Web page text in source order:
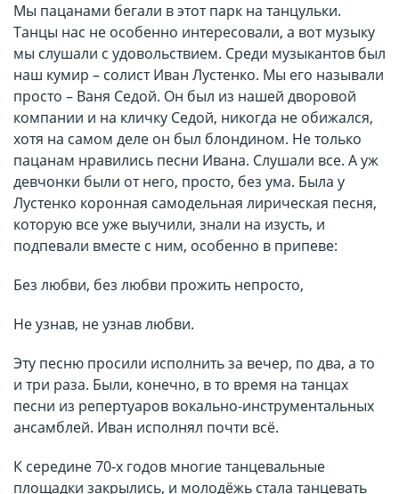
Мы пацанами бегали в этот парк на танцульки.
Танцы нас не особенно интересовали, а вот музыку
мы слушали с удовольствием. Среди музыкантов был
наш кумир – солист Иван Лустенко. Мы его называли
просто – Ваня Седой. Он был из нашей дворовой
компании и на кличку Седой, никогда не обижался,
хотя на самом деле он был блондином. Не только
пацанам нравились песни Ивана. Слушали все. А уж
девчонки были от него, просто, без ума. Была у
Лустенко коронная самодельная лирическая песня,
которую все уже выучили, знали на изусть, и
подпевали вместе с ним, особенно в припеве:
Без любви, без любви прожить непросто,
Не узнав, не узнав любви.
Эту песню просили исполнить за вечер, по два, а то
и три раза. Были, конечно, в то время на танцах
песни из репертуаров вокально-инструментальных
ансамблей. Иван исполнял почти всё.
К середине 70-х годов многие танцевальные
площадки закрылись, и молодёжь стала танцевать